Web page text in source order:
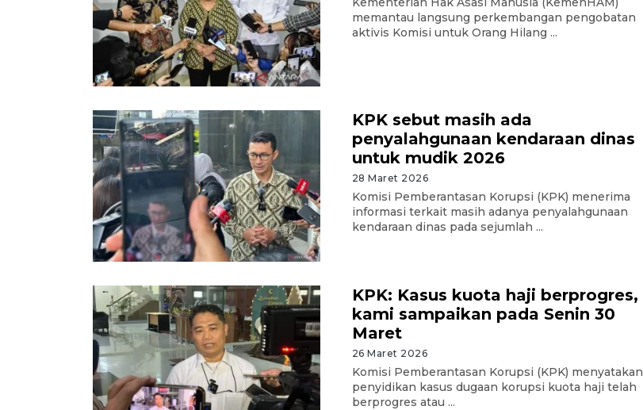
memantau langsung perkembangan pengobatan
aktivis Komisi untuk Orang Hilang ...
KPK sebut masih ada
penyalahgunaan kendaraan dinas
untuk mudik 2026
28 Maret 2026
Komisi Pemberantasan Korupsi (KPK) menerima
informasi terkait masih adanya penyalahgunaan
kendaraan dinas pada sejumlah ...
KPK: Kasus kuota haji berprogres,
kami sampaikan pada Senin 30
Maret
26 Maret 2026
Komisi Pemberantasan Korupsi (KPK) menyatakan
penyidikan kasus dugaan korupsi kuota haji telah
berprogres atau ...